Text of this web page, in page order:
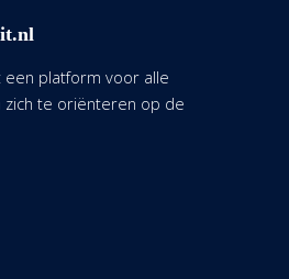
een platform voor alle
te oriënteren op de